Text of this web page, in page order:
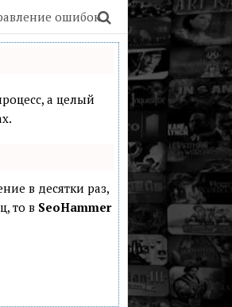
ошибок
а целый
в десятки раз,
то в SeoHammer